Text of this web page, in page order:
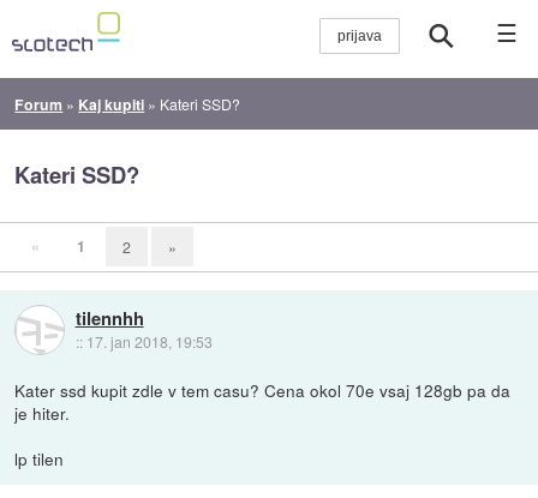
☰
Forum » Kaj kupiti » Kateri SSD?
Kateri SSD?
« 1 2 »
tilennhh
:: 17. jan 2018, 19:53
Kater ssd kupit zdle v tem casu? Cena okol 70e vsaj 128gb pa da
je hiter.
lp tilen